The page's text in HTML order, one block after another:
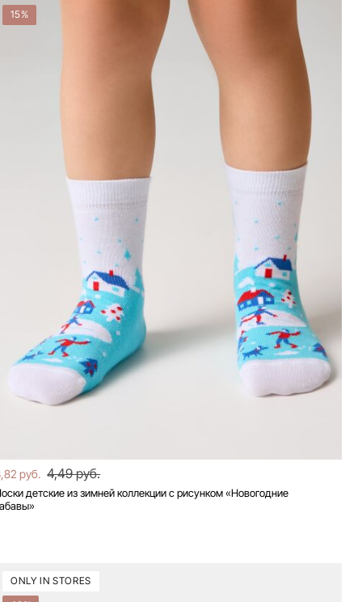
15%
руб. 4,49 руб.
детские из зимней коллекции с рисунком «Новогодние
ONLY IN STORES